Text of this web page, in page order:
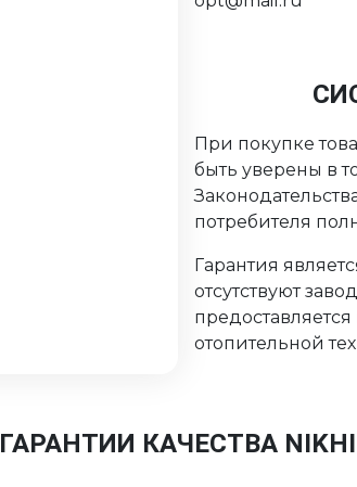
При покупке
быть уверены в
потребителя
Гарантия
отсутствуют
отопительной
ГАРАНТИИ КАЧЕСТВА NIKHI